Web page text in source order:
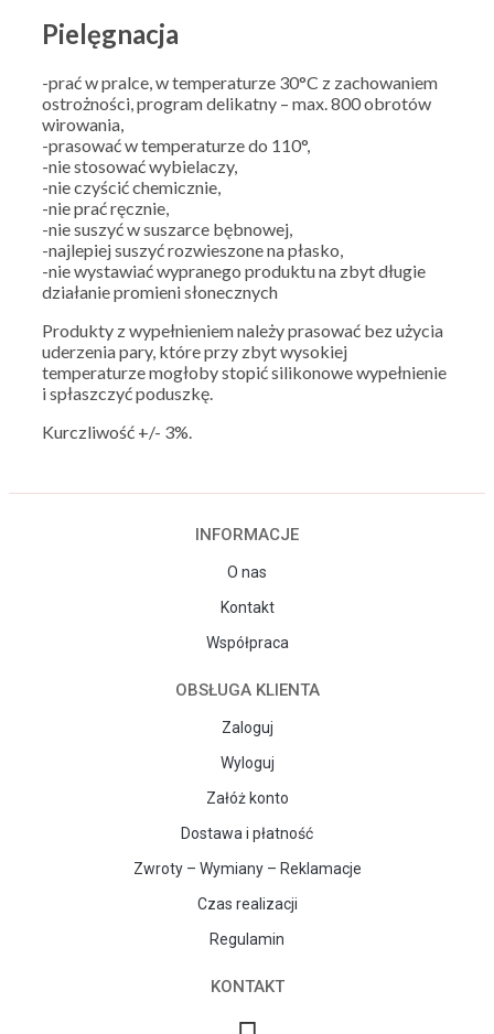
Pielęgnacja
-prać w pralce, w temperaturze 30°C z zachowaniem
ostrożności, program delikatny – max. 800 obrotów
wirowania,
-prasować w temperaturze do 110°,
-nie stosować wybielaczy,
-nie czyścić chemicznie,
-nie prać ręcznie,
-nie suszyć w suszarce bębnowej,
-najlepiej suszyć rozwieszone na płasko,
-nie wystawiać wypranego produktu na zbyt długie
działanie promieni słonecznych
Produkty z wypełnieniem należy prasować bez użycia
uderzenia pary, które przy zbyt wysokiej
temperaturze mogłoby stopić silikonowe wypełnienie
i spłaszczyć poduszkę.
Kurczliwość +/- 3%.
INFORMACJE
O nas
Kontakt
Współpraca
OBSŁUGA KLIENTA
Zaloguj
Wyloguj
Załóż konto
Dostawa i płatność
Zwroty – Wymiany – Reklamacje
Czas realizacji
Regulamin
KONTAKT